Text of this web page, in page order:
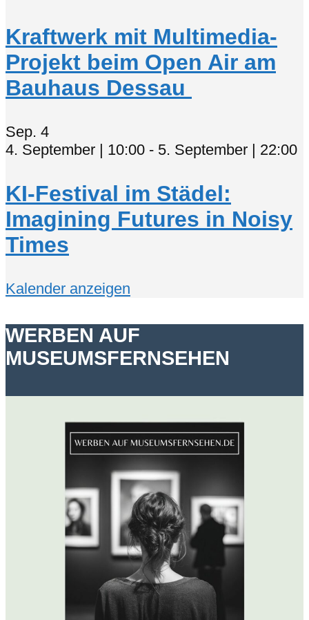
Kraftwerk mit Multimedia-
Projekt beim Open Air am
Bauhaus Dessau
Sep. 4
4. September | 10:00 - 5. September | 22:00
KI-Festival im Städel:
Imagining Futures in Noisy
Times
Kalender anzeigen
WERBEN AUF
MUSEUMSFERNSEHEN